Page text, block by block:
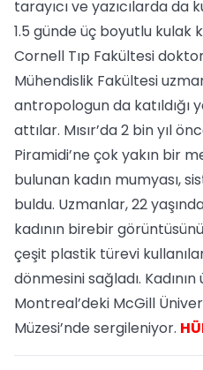
tarayıcı ve yazıcılarda da
1.5 günde üç boyutlu kulak
Cornell Tıp Fakültesi
Mühendislik Fakültesi
antropologun da katıldığı
attılar. Mısır’da 2 bin yıl
Piramidi’ne çok yakın bir
bulunan kadın mumyası,
buldu. Uzmanlar, 22
kadının birebir
çeşit plastik türevi
dönmesini sağladı.
Montreal’deki McGill
Müzesi’nde sergileniyor.